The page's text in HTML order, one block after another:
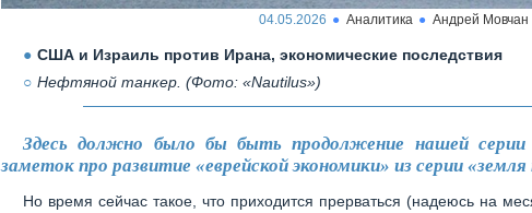
04.05.2026 Аналитика Андрей Мовчан
США и Израиль против Ирана, экономические последствия
Нефтяной танкер. (Фото: «Nautilus»)
Здесь должно было бы быть продолжение нашей серии
заметок про развитие «еврейской экономики» из серии «земля
Но время сейчас такое, что приходится прерваться (надеюсь на